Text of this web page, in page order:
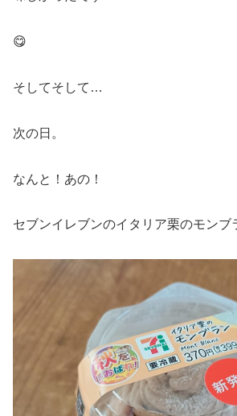
😋
そしてそして…
次の日。
なんと！あの！
セブンイレブンのイタリア栗のモンブ